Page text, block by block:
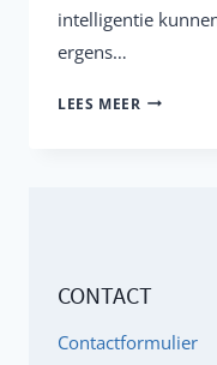
intelligentie
ergens…
LEES MEER
DOM!
CONTACT
Contactformulier